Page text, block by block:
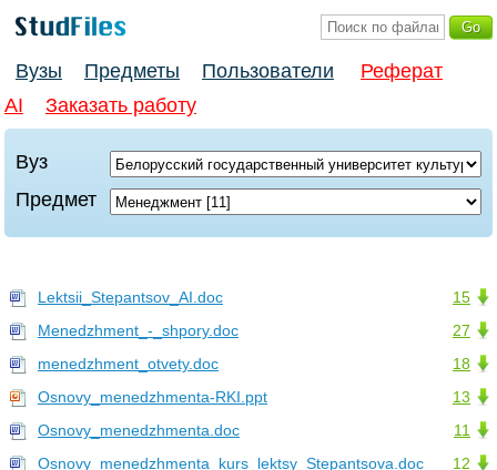
Вузы Предметы Пользователи
Реферат
AI
Заказать работу
Вуз
Предмет
15
Lektsii_Stepantsov_AI.doc
27
Menedzhment_-_shpory.doc
18
menedzhment_otvety.doc
13
Osnovy_menedzhmenta-RKI.ppt
11
Osnovy_menedzhmenta.doc
12
Osnovy_menedzhmenta_kurs_lektsy_Stepantsova.doc